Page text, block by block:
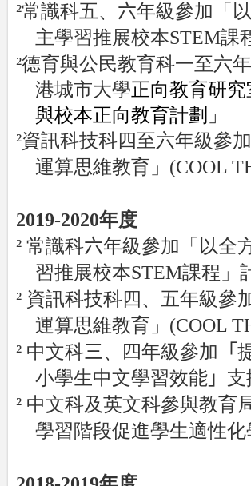
²常識科五、 六年級參加「
主學習推展校本STEM課
²德育與公民教育科一至六
港城市大學正向教育研
與校本正向教育計劃」
²資訊科技科四至六年級參
運算思維教育」 (COOL
2019-2020年度
² 常識科六年級參加「以全
習推展校本STEM課程」
² 資訊科技科四、五年級參
運算思維教育」 (COOL
² 中文科三、 四年級參加 「
小學生中文學習效能 」 支
² 中文科及英文科參與教育
學習階段促進學生適性化